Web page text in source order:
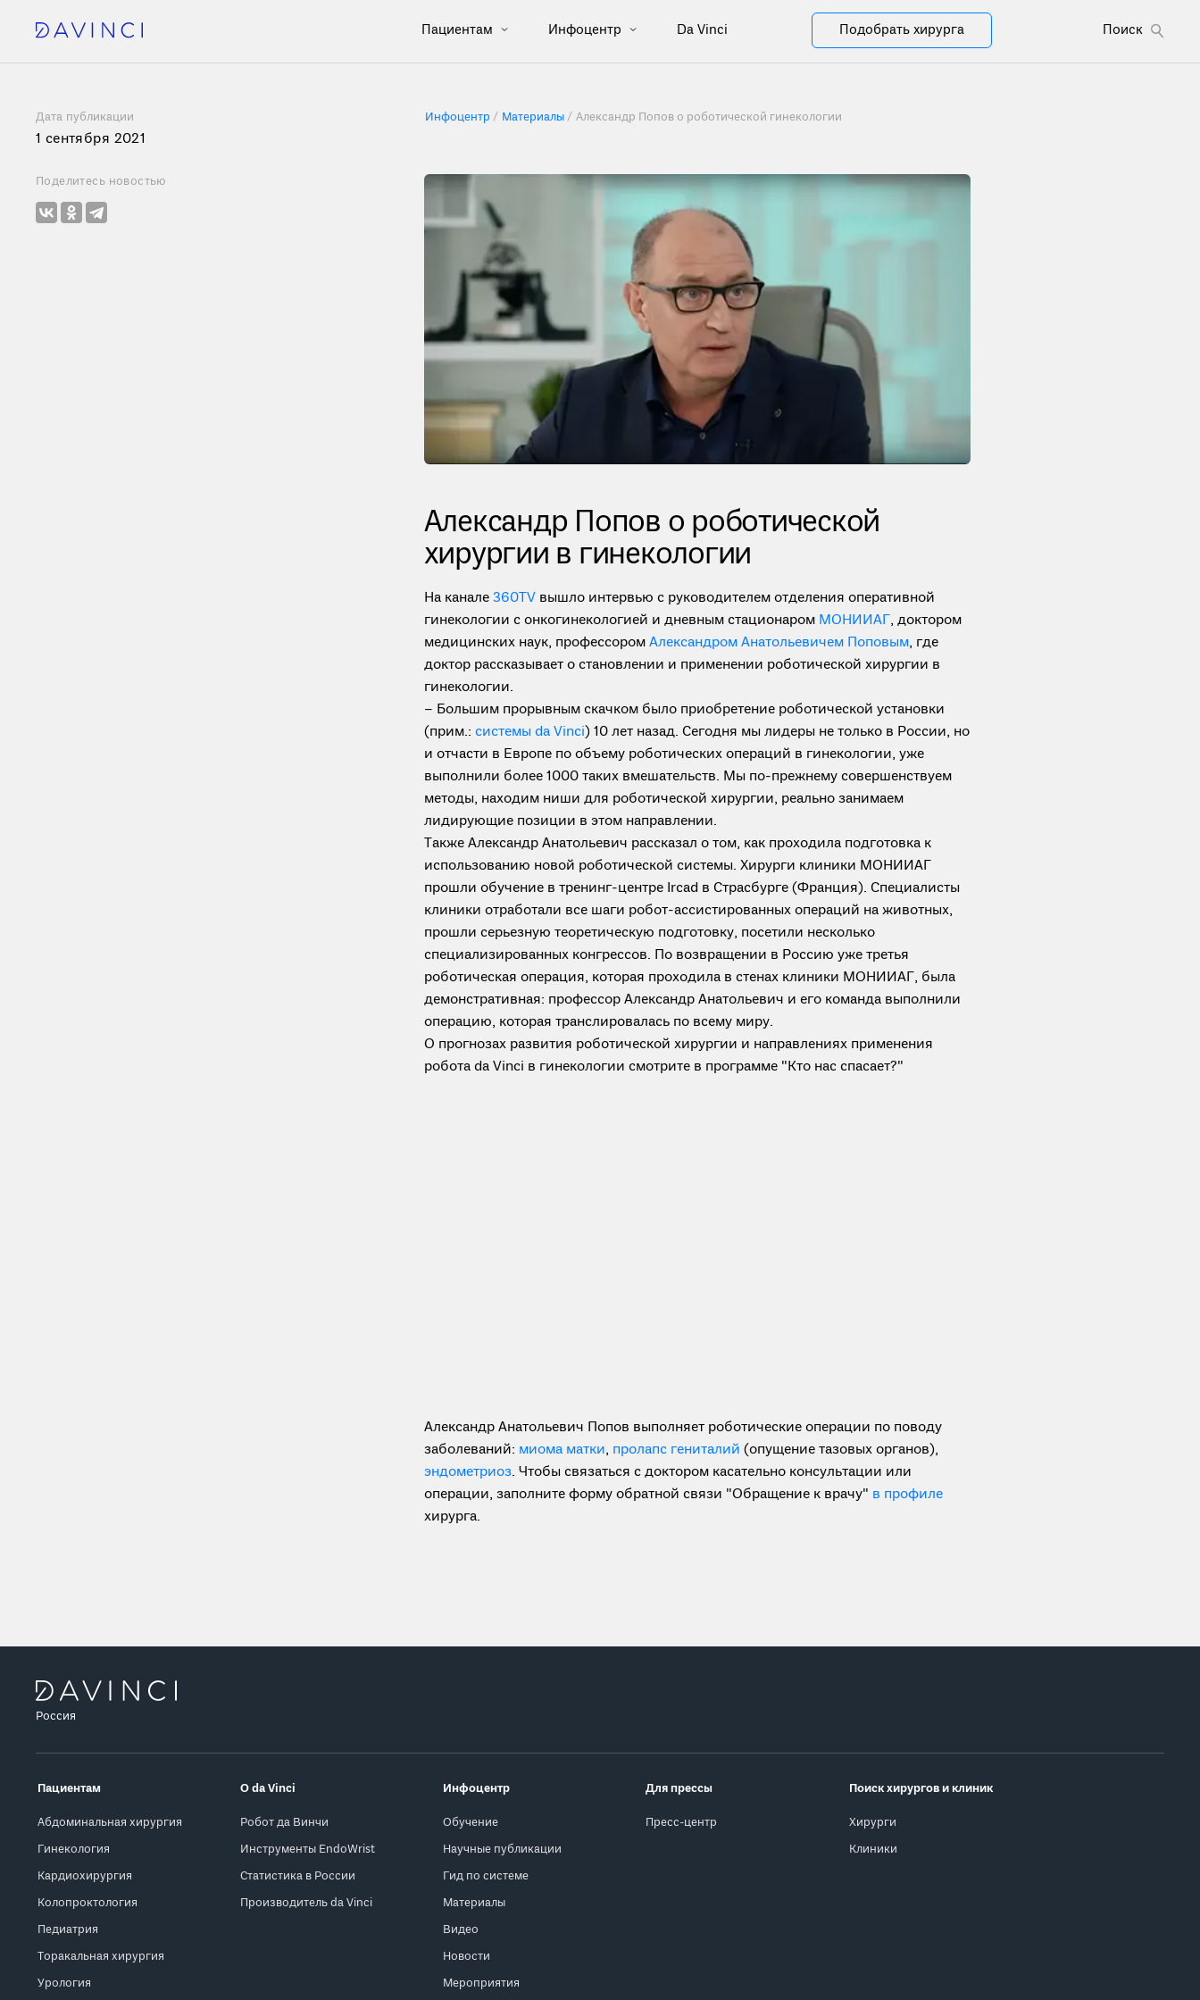
Пациентам Инфоцентр Da Vinci Подобрать хирурга Поиск
Инфоцентр Материалы Александр Попов о роботической гинекологии
Дата публикации
1 сентября 2021
Поделитесь новостью
Александр Попов о роботической
хирургии в гинекологии
На канале 360TVвышло интервью с руководителем отделения оперативной
гинекологии с онкогинекологией и дневным стационаром МОНИИАГ, доктором
медицинских наук, профессором Александром Анатольевичем Поповым, где
доктор рассказывает о становлении и применении роботической хирургии в
гинекологии.
– Большим прорывным скачком было приобретение роботической установки
(прим.: системы da Vinci) 10 лет назад. Сегодня мы лидеры не только в России, но
и отчасти в Европе по объему роботических операций в гинекологии, уже
выполнили более 1000 таких вмешательств. Мы по-прежнему совершенствуем
методы, находим ниши для роботической хирургии, реально занимаем
лидирующие позиции в этом направлении.
Также Александр Анатольевич рассказал о том, как проходила подготовка к
использованию новой роботической системы. Хирурги клиники МОНИИАГ
прошли обучение в тренинг-центре Ircad в Страсбурге (Франция). Специалисты
клиники отработали все шаги робот-ассистированных операций на животных,
прошли серьезную теоретическую подготовку, посетили несколько
специализированных конгрессов. По возвращении в Россию уже третья
роботическая операция, которая проходила в стенах клиники МОНИИАГ, была
демонстративная: профессор Александр Анатольевич и его команда выполнили
операцию, которая транслировалась по всему миру.
О прогнозах развития роботической хирургии и направлениях применения
робота da Vinci в гинекологии смотрите в программе "Кто нас спасает?"
Александр Анатольевич Попов выполняет роботические операции по поводу
заболеваний: миома матки, пролапс гениталий (опущение тазовых органов),
эндометриоз. Чтобы связаться с доктором касательно консультации или
операции, заполните форму обратной связи "Обращение к врачу" в профиле
хирурга.
Россия
Пациентам
Абдоминальная хирургия
Гинекология
Кардиохирургия
Колопроктология
Педиатрия
Торакальная хирургия
Урология
О da Vinci
Робот да Винчи
Инструменты EndoWrist
Статистика в России
Производитель da Vinci
Инфоцентр
Обучение
Научные публикации
Гид по системе
Материалы
Видео
Новости
Мероприятия
Для прессы
Пресс-центр
Поиск хирургов и клиник
Хирурги
Клиники